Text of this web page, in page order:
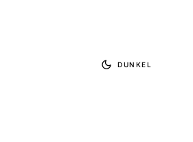
DUNKEL